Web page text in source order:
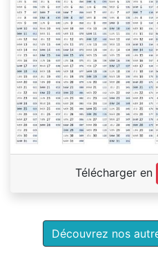
Télécharger en
Découvrez nos